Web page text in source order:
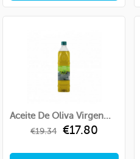
Aceite De Oliva Virgen...
Regular
€19.34 Price
€17.80